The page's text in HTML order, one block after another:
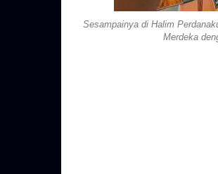
Sesampainya di Halim
Merdeka